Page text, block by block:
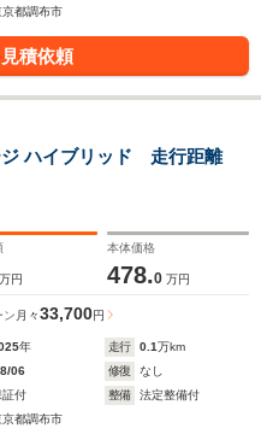
京都調布市
積依頼
ハイブリッド 走行距離
万円
本体価格
478.0 万円
ン 月々33,700円
年 走行 0.1万km
06 修復
なし
証付 整備
法定整備付
京都調布市